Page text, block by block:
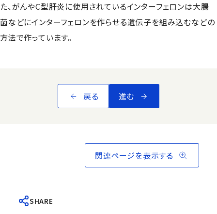
た、がんやC型肝炎に使用されているインターフェロンは大腸
菌などにインターフェロンを作らせる遺伝子を組み込むなどの
方法で作っています。
戻る 進む
関連ページを表示する
SHARE